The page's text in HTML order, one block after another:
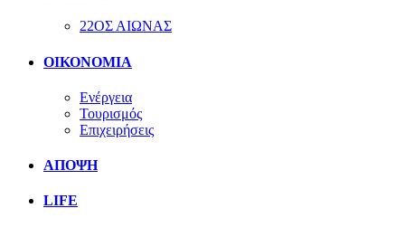
22ΟΣ ΑΙΩΝΑΣ
ΟΙΚΟΝΟΜΙΑ
Ενέργεια
Τουρισμός
Επιχειρήσεις
ΑΠΟΨΗ
LIFE